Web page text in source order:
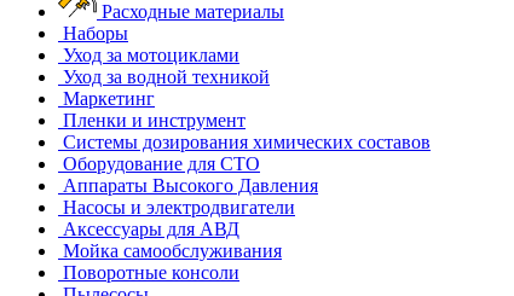
Расходные материалы
Наборы
Уход за мотоциклами
Уход за водной техникой
Маркетинг
Пленки и инструмент
Системы дозирования химических составов
Оборудование для СТО
Аппараты Высокого Давления
Насосы и электродвигатели
Аксессуары для АВД
Мойка самообслуживания
Поворотные консоли